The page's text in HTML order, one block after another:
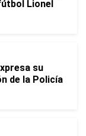
Lionel
su
de la Policía